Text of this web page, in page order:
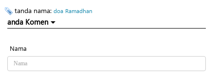
tanda nama: doa Ramadhan
anda Komen
Nama